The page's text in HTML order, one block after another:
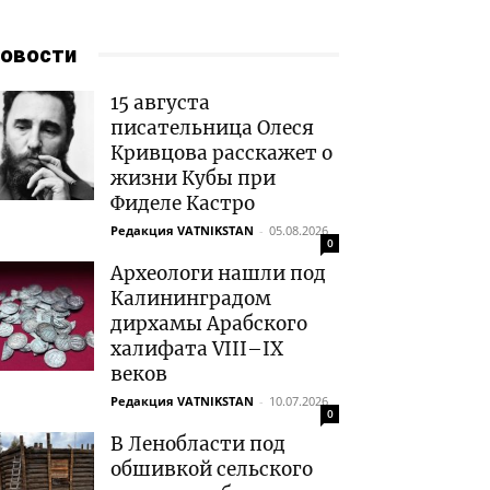
15 августа
писательница Олеся
Кривцова расскажет о
жизни Кубы при
Фиделе Кастро
Редакция VATNIKSTAN - 05.08.2026
0
Археологи нашли под
Калининградом
дирхамы Арабского
халифата VIII–IX
веков
Редакция VATNIKSTAN - 10.07.2026
0
В Ленобласти под
обшивкой сельского